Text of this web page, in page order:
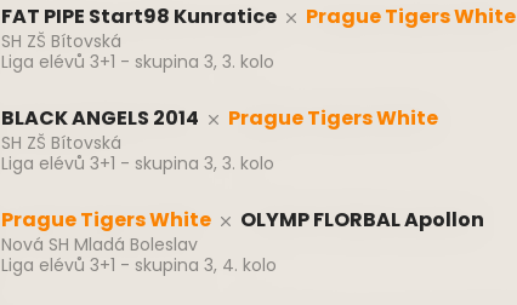
FAT PIPE Start98 Kunratice Prague Tigers White
SH ZŠ Bítovská
Liga elévů 3+1 - skupina 3, 3. kolo
BLACK ANGELS 2014 Prague Tigers White
SH ZŠ Bítovská
Liga elévů 3+1 - skupina 3, 3. kolo
Prague Tigers White OLYMP FLORBAL Apollon
Nová SH Mladá Boleslav
Liga elévů 3+1 - skupina 3, 4. kolo